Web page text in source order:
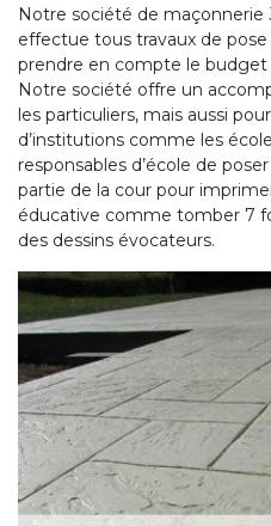
Notre société de maçonnerie
effectue tous travaux de
prendre en compte le budget
Notre société offre un
les particuliers, mais aussi
d’institutions comme les
responsables d’école de
partie de la cour pour
éducative comme tomber 7
des dessins évocateurs.